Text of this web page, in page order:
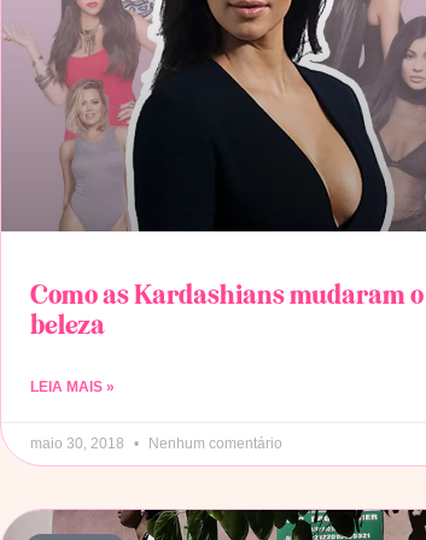
Como as Kardashians mudaram
beleza
LEIA MAIS »
maio 30, 2018 Nenhum comentário